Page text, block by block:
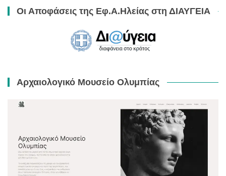
Οι Αποφάσεις της Εφ.Α.Ηλείας στη ΔΙΑΥΓΕΙΑ
Αρχαιολογικό Μουσείο Ολυμπίας